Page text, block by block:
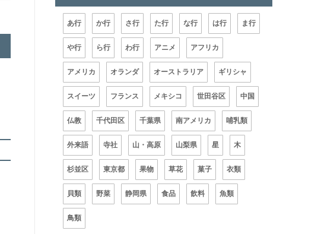
あ行 か行 さ行 た行 な行 は行 ま行
や行 ら行 わ行 アニメ アフリカ
アメリカ オランダ オーストラリア ギリシャ
スイーツ フランス メキシコ 世田谷区 中国
仏教 千代田区 千葉県 南アメリカ 哺乳類
外来語 寺社 山・高原 山梨県 星 木
杉並区 東京都 果物 草花 菓子 衣類
貝類 野菜 静岡県 食品 飲料 魚類
鳥類